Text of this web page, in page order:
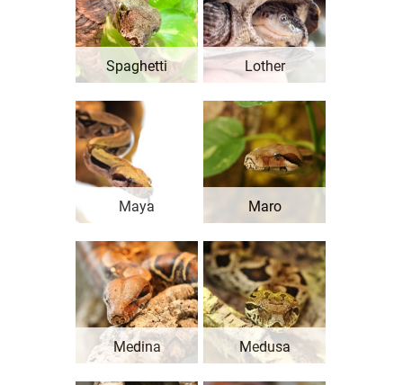
Spaghetti Lother
Maya Maro
Medina Medusa